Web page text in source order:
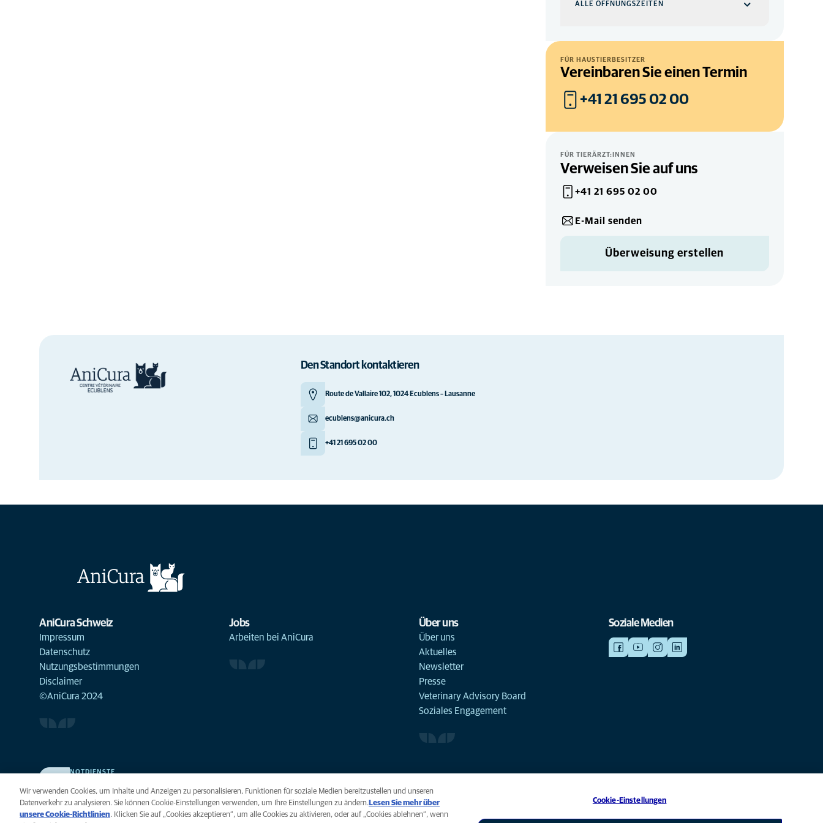
ALLE ÖFFNUNGSZEITEN
WOCHENTAGS
07:30-18:00
058 911 09 99
SAMSTAG
Geschlossen
FÜR HAUSTIERBESITZER
Vereinbaren Sie einen Termin
+41 21 695 02 00
FÜR TIERÄRZT:INNEN
Verweisen Sie auf uns
+41 21 695 02 00
E-Mail senden
Überweisung erstellen
Den Standort kontaktieren
Route de Vallaire 102, 1024 Ecublens – Lausanne
ecublens@anicura.ch
+41 21 695 02 00
AniCura Schweiz
Impressum
Datenschutz
Nutzungsbestimmungen
Disclaimer
©AniCura 2024
Jobs
Arbeiten bei AniCura
Über uns
Über uns
Aktuelles
Newsletter
Presse
Veterinary Advisory Board
Soziales Engagement
Soziale Medien
NOTDIENSTE
Tier die beste Versorgung verdient.
Wir verwenden Cookies, um Inhalte und Anzeigen zu personalisieren, Funktionen für soziale Medien bereitzustellen und unseren
Datenverkehr zu analysieren. Sie können Cookie-Einstellungen verwenden, um Ihre Einstellungen zu ändern. Lesen Sie mehr über
unsere Cookie-Richtlinien(opens in a new tab)
. Klicken Sie auf „Cookies akzeptieren“, um alle Cookies zu aktivieren, oder auf „Cookies ablehnen“, wenn
Cookie-Einstellungen